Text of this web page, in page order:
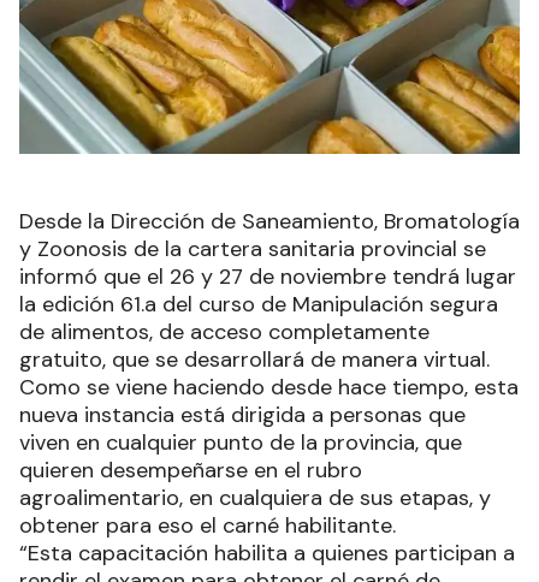
Desde la Dirección de Saneamiento, Bromatología
y Zoonosis de la cartera sanitaria provincial se
informó que el 26 y 27 de noviembre tendrá lugar
la edición 61.a del curso de Manipulación segura
de alimentos, de acceso completamente
gratuito, que se desarrollará de manera virtual.
Como se viene haciendo desde hace tiempo, esta
nueva instancia está dirigida a personas que
viven en cualquier punto de la provincia, que
quieren desempeñarse en el rubro
agroalimentario, en cualquiera de sus etapas, y
obtener para eso el carné habilitante.
“Esta capacitación habilita a quienes participan a